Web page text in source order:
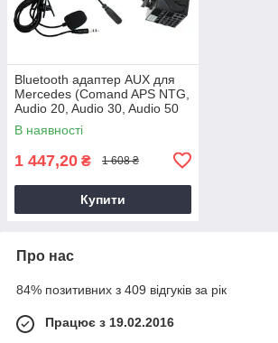
Bluetooth адаптер AUX для
Mercedes (Comand APS NTG,
Audio 20, Audio 30, Audio 50
APS) AWM BTM-10
В наявності
1 447,20 ₴ 1 608 ₴
Купити
Про нас
84% позитивних з 409 відгуків за рік
Працює з 19.02.2016